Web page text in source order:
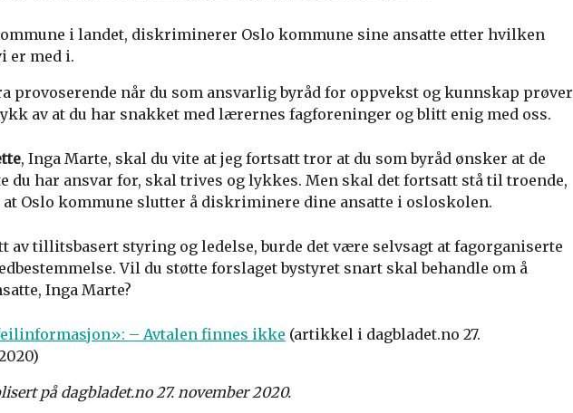
i landet, diskriminerer Oslo kommune sine ansatte etter hvilken
er med i.
provoserende når du som ansvarlig byråd for oppvekst og kunnskap prøver
av at du har snakket med lærernes fagforeninger og blitt enig med oss.
, Inga Marte, skal du vite at jeg fortsatt tror at du som byråd ønsker at de
du har ansvar for, skal trives og lykkes. Men skal det fortsatt stå til troende,
at Oslo kommune slutter å diskriminere dine ansatte i osloskolen.
av tillitsbasert styring og ledelse, burde det være selvsagt at fagorganiserte
Vil du støtte forslaget bystyret snart skal behandle om å
Inga Marte?
– Avtalen finnes ikke (artikkel i dagbladet.no 27.
på dagbladet.no 27. november 2020.